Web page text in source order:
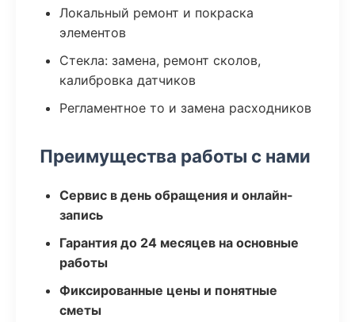
Локальный ремонт и покраска
элементов
Стекла: замена, ремонт сколов,
калибровка датчиков
Регламентное то и замена расходников
Преимущества работы с нами
Сервис в день обращения и онлайн-
запись
Гарантия до 24 месяцев на основные
работы
Фиксированные цены и понятные
сметы